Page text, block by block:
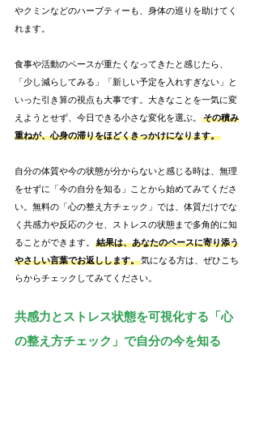
やクミンなどのハーブティーも、身体の巡りを助けてく
れます。
食事や活動のペースが重たくなってきたと感じたら、
「少し減らしてみる」「新しい予定を入れすぎない」と
いった引き算の視点も大事です。大きなことを一気に変
えようとせず、今日できる小さな変化を選ぶ。
その積み
重ねが、心身の滞りをほどくきっかけになります。
自分の体質や今の状態が分からないと感じる時は、無理
をせずに「今の自分を知る」ことから始めてみてくださ
い。無料の「心の整え方チェック」では、体質だけでな
く共感力や反応のクセ、ストレスの状態まで多角的に知
ることができます。
結果は、あなたのペースに寄り添う
やさしい言葉でお返しします。気になる方は、ぜひこち
らからチェックしてみてください。
共感力とストレス状態を可視化する「心
の整え方チェック」で自分の今を知る